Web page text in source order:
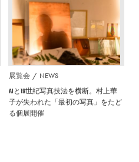
展覧会 NEWS
AIと19世紀写真技法を横断。村上華
子が失われた「最初の写真」をたど
る個展開催